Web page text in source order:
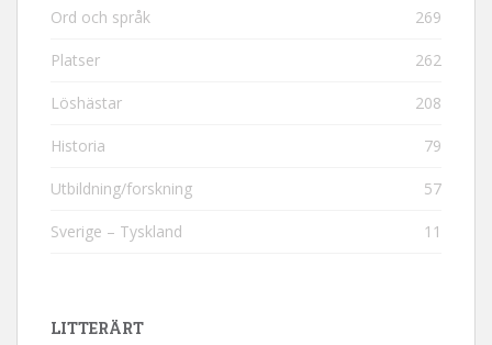
Ord och språk 269
Platser 262
Löshästar 208
Historia 79
Utbildning/forskning 57
Sverige – Tyskland 11
LITTERÄRT